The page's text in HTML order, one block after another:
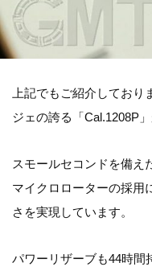
上記でもご紹介してお
ジェの誇る「Cal.1208P
スモールセコンドを備え
マイクロローターの採用
さを実現しています。
パワーリザーブも44時間